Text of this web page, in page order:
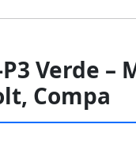
P3 Verde
Compa